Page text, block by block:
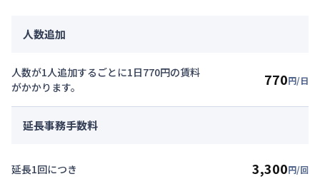
人数追加
人数が1人追加するごとに1日770円の賃料
がかかります。
770円/日
延長事務手数料
延長1回につき 3,300円/回